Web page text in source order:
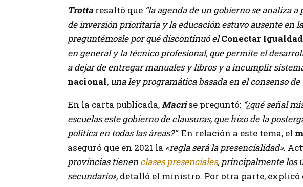
Trotta resaltó que “la agenda de un gobierno se analiza
de inversión prioritaria y la educación estuvo ausente en
preguntémosle por qué discontinuó elConectar Igualdad
en general y la técnico profesional, que permite el
a dejar de entregar manuales y libros y a incumplir
nacional, una ley programática basada en el consenso
En la carta publicada,Macrise preguntó: “¿qué señal
escuelas este gobierno de clausuras, que hizo de la
política en todas las áreas?”. En relación a este tema, el
aseguró que en 2021 la «regla será la presencialidad».
provincias tienen clases presenciales, principalmente los
secundario», detalló el ministro. Por otra parte, explicó